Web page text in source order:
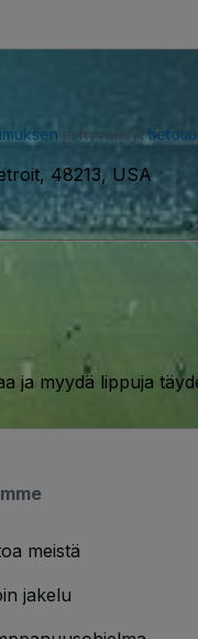
ja hyväksyt
48213, USA
ja myydä lippuja
meistä
jakelu